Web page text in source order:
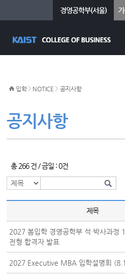
경영공학부(서울)
공지사항
입학> NOTICE > 공지사항
총 266 건 / 금일 : 0건
제목
2027 봄입학 경영공학부 석·박사과정
전형 합격자 발표
2027 Executive MBA 입학설명회